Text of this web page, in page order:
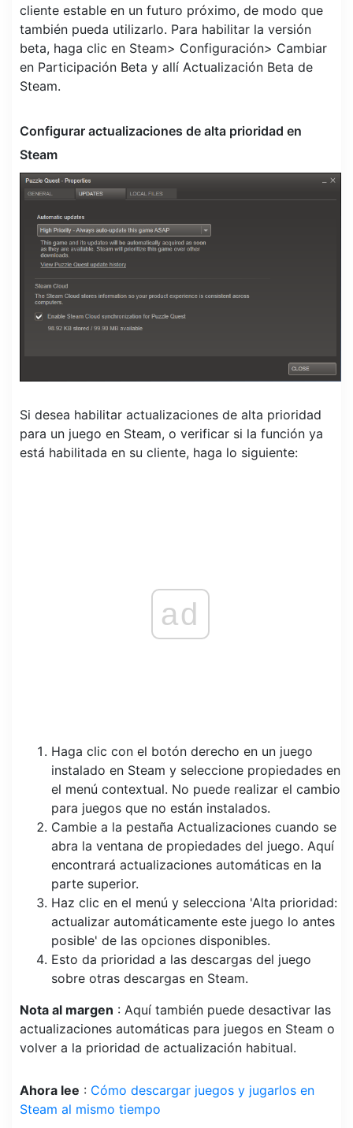
cliente estable en un futuro próximo, de modo que
también pueda utilizarlo. Para habilitar la versión
beta, haga clic en Steam> Configuración> Cambiar
en Participación Beta y allí Actualización Beta de
Steam.
Configurar actualizaciones de alta prioridad en
Steam
Si desea habilitar actualizaciones de alta prioridad
para un juego en Steam, o verificar si la función ya
está habilitada en su cliente, haga lo siguiente:
ad
Haga clic con el botón derecho en un juego
instalado en Steam y seleccione propiedades en
el menú contextual. No puede realizar el cambio
para juegos que no están instalados.
Cambie a la pestaña Actualizaciones cuando se
abra la ventana de propiedades del juego. Aquí
encontrará actualizaciones automáticas en la
parte superior.
Haz clic en el menú y selecciona 'Alta prioridad:
actualizar automáticamente este juego lo antes
posible' de las opciones disponibles.
Esto da prioridad a las descargas del juego
sobre otras descargas en Steam.
Nota al margen : Aquí también puede desactivar las
actualizaciones automáticas para juegos en Steam o
volver a la prioridad de actualización habitual.
Ahora lee : Cómo descargar juegos y jugarlos en
Steam al mismo tiempo